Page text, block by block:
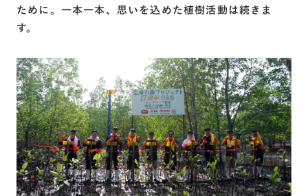
ために。一本一本、思いを込めた植樹活動は続きま
す。